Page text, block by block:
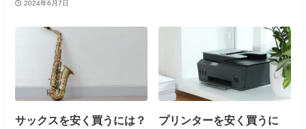
2024年6月7日
サックスを安く買うには？
プリンターを安く買うに